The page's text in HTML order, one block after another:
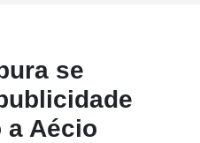
se
a Aécio